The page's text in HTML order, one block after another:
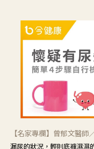
【名家專欄】曾郁文醫
漏尿的狀況，輕則底褲濕濕